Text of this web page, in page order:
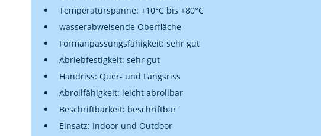
Temperaturspanne: +10°C bis +80°C
wasserabweisende Oberfläche
Formanpassungsfähigkeit: sehr gut
Abriebfestigkeit: sehr gut
Handriss: Quer- und Längsriss
Abrollfähigkeit: leicht abrollbar
Beschriftbarkeit: beschriftbar
Einsatz: Indoor und Outdoor